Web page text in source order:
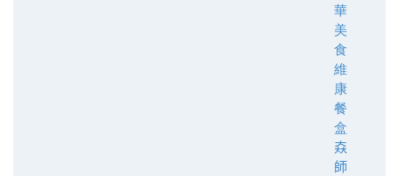
華
美
食
維
康
餐
盒
𡘙
師